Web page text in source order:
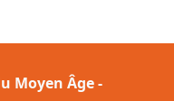
Moyen Âge -